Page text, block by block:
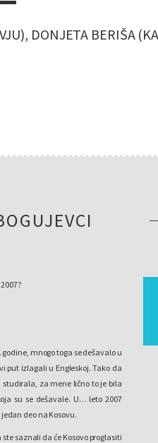
DONJETA BERIŠA
mnogo toga se dešavalo u
put izlagali u Engleskoj. Tako da
za mene lično to je bila
su se dešavale. U… leto 2007
deo na Kosovu.
saznali da će Kosovo proglasiti